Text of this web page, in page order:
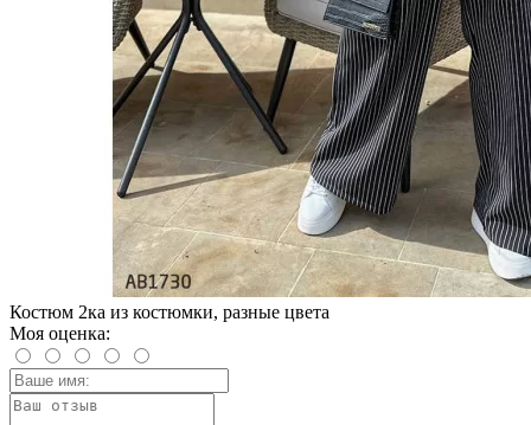
Костюм 2ка из костюмки, разные цвета
Моя оценка: